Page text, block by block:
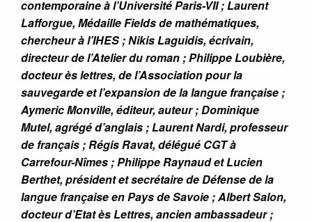
contemporaine à l’Université Paris-VII ; Laurent
Lafforgue, Médaille Fields de mathématiques,
chercheur à l’IHES ; Nikis Laguidis, écrivain,
directeur de l’Atelier du roman ; Philippe Loubière,
docteur ès lettres, de l’Association pour la
sauvegarde et l’expansion de la langue française ;
Aymeric Monville, éditeur, auteur ; Dominique
Mutel, agrégé d’anglais ; Laurent Nardi, professeur
de français ; Régis Ravat, délégué CGT à
Carrefour-Nîmes ; Philippe Raynaud et Lucien
Berthet, président et secrétaire de Défense de la
langue française en Pays de Savoie ; Albert Salon,
docteur d’Etat ès Lettres, ancien ambassadeur ;